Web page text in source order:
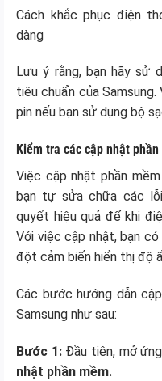
Cách khắc phục điện
dàng
Lưu ý rằng, bạn hãy sử
tiêu chuẩn của
pin nếu bạn sử dụng bộ
Kiểm tra các cập nhật phần
Việc cập nhật phần
bạn tự sửa chữa các
quyết hiệu quả để khi
Với việc cập nhật, bạn
đột cảm biến hiển thị độ
Các bước hướng dẫn
Samsung như sau:
Bước 1:Đầu tiên, mở
nhật phần mềm.